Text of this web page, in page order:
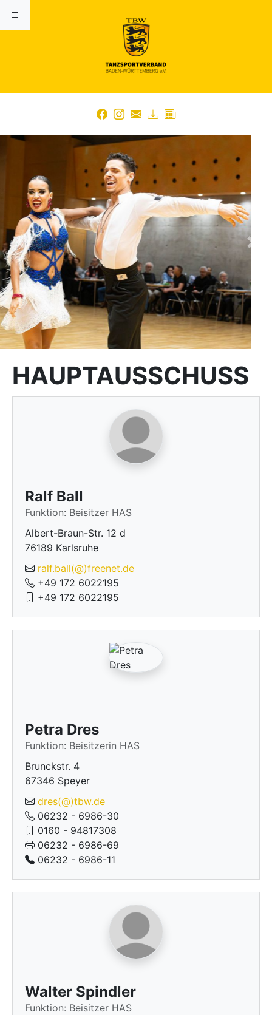
Previous Next
HAUPTAUSSCHUSS
Ralf Ball
Funktion: Beisitzer HAS
Albert-Braun-Str. 12 d
76189 Karlsruhe
ralf.ball(@)freenet.de
+49 172 6022195
+49 172 6022195
Petra Dres
Funktion: Beisitzerin HAS
Brunckstr. 4
67346 Speyer
dres(@)tbw.de
06232 - 6986-30
0160 - 94817308
06232 - 6986-69
06232 - 6986-11
Walter Spindler
Funktion: Beisitzer HAS